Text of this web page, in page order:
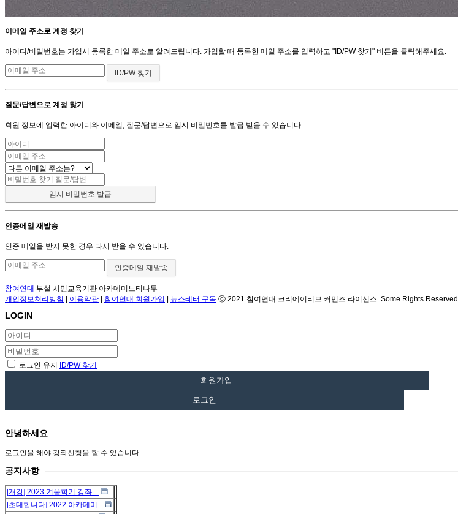
이메일 주소로 계정 찾기
아이디/비밀번호는 가입시 등록한 메일 주소로 알려드립니다. 가입할 때 등록한 메일 주소를 입력하고 "ID/PW 찾기" 버튼을 클릭해주세요.
질문/답변으로 계정 찾기
회원 정보에 입력한 아이디와 이메일, 질문/답변으로 임시 비밀번호를 발급 받을 수 있습니다.
인증메일 재발송
인증 메일을 받지 못한 경우 다시 받을 수 있습니다.
참여연대 부설 시민교육기관 아카데미느티나무
개인정보처리방침 | 이용약관 | 참여연대 회원가입 | 뉴스레터 구독 ⓒ 2021 참여연대 크리에이티브 커먼즈 라이선스. Some Rights Reserved
LOGIN
로그인 유지 ID/PW 찾기
회원가입
로그인
안녕하세요
로그인을 해야 강좌신청을 할 수 있습니다.
공지사항
[개강] 2023 겨울학기 강좌 ...
[초대합니다] 2022 아카데미...